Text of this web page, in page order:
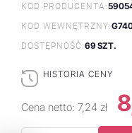
KOD PRODUCENTA:
KOD WEWNĘTRZNY:
DOSTĘPNOŚĆ:69 SZT.
HISTORIA CENY
Cena netto: 7,24 zł